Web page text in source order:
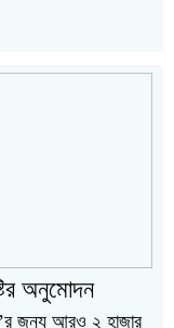
অনুমোদন
জন্য আরও ২ হাজার